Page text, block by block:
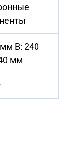
B: 240
мм